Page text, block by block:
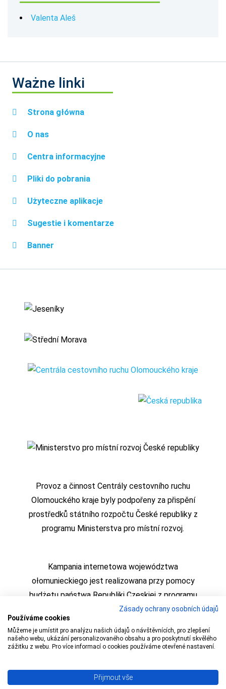
Valenta Aleš
Ważne linki
Strona główna
O nas
Centra informacyjne
Pliki do pobrania
Użyteczne aplikacje
Sugestie i komentarze
Banner
Provoz a činnost Centrály cestovního ruchu
Olomouckého kraje byly podpořeny za přispění
prostředků státního rozpočtu České republiky z
programu Ministerstva pro místní rozvoj.
Kampania internetowa województwa
ołomunieckiego jest realizowana przy pomocy
budżetu państwa Republiki Czeskiej z programu
Ministerstwa Rozwoju Regionalnego
Copyright © 2009 – 1 Olomoucký kraj,Centrála
cestovního ruchu Olomouckého kraje
Zásady ochrany osobních údajů
Používáme cookies
Můžeme je umístit pro analýzu našich údajů o návštěvnících, pro zlepšení
našeho webu, ukázání personalizovaného obsahu a pro poskytnutí skvělého
zážitku z webu. Pro více informací o cookies používáme otevřené nastavení.
Přijmout vše